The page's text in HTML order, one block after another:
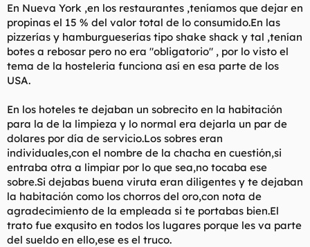
En Nueva York ,en los restaurantes ,teníamos que dejar en
propinas el 15 % del valor total de lo consumido.En las
pizzerías y hamburgueserías tipo shake shack y tal ,tenían
botes a rebosar pero no era "obligatorio" , por lo visto el
tema de la hosteleria funciona así en esa parte de los
USA.
En los hoteles te dejaban un sobrecito en la habitación
para la de la limpieza y lo normal era dejarla un par de
dolares por día de servicio.Los sobres eran
individuales,con el nombre de la chacha en cuestión,si
entraba otra a limpiar por lo que sea,no tocaba ese
sobre.Si dejabas buena viruta eran diligentes y te dejaban
la habitación como los chorros del oro,con nota de
agradecimiento de la empleada si te portabas bien.El
trato fue exqusito en todos los lugares porque les va parte
del sueldo en ello,ese es el truco.